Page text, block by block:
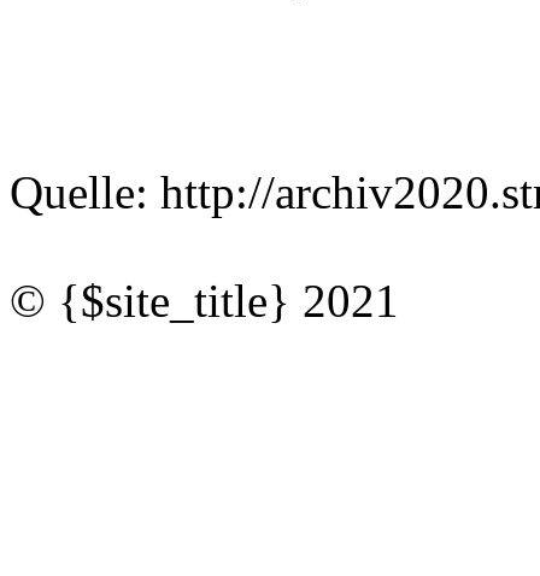
Quelle: http://
© {$site_title} 2021